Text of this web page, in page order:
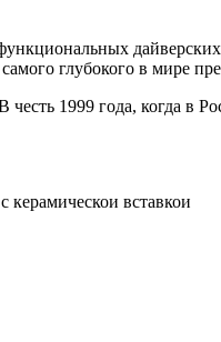
дайверских
глубокого в мире
1999 года, когда в
вставкои